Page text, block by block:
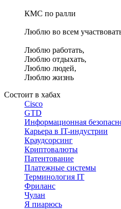
КМС по ралли
Люблю во всем
Люблю работать,
Люблю отдыхать,
Люблю людей,
Люблю жизнь
Состоит в хабах
Cisco
GTD
Информационная
Карьера в IT-индустрии
Краудсорсинг
Криптовалюты
Патентование
Платежные системы
Терминология IT
Фриланс
Чулан
Я пиарюсь